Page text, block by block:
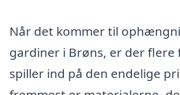
Når det kommer til
gardiner i Brøns, er der flere
spiller ind på den endelige